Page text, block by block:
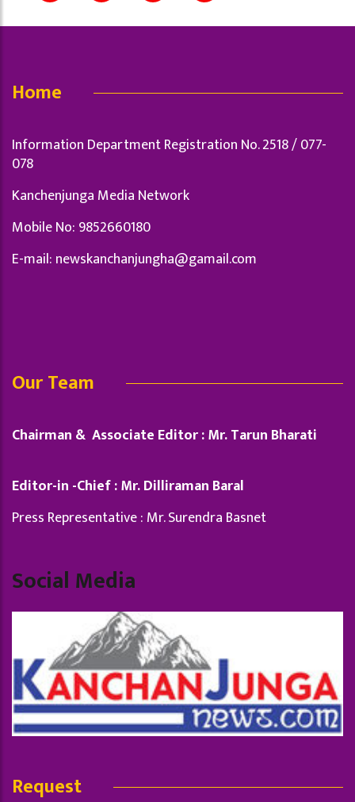
Home
Information Department Registration No. 2518 / 077-
078
Kanchenjunga Media Network
Mobile No: 9852660180
E-mail: newskanchanjungha@gamail.com
Our Team
Chairman & Associate Editor : Mr. Tarun Bharati
Editor-in -Chief : Mr. Dilliraman Baral
Press Representative : Mr. Surendra Basnet
Social Media
Request